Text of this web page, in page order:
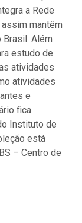
a Rede
mantêm
Além
estudo de
atividades
atividades
e
fica
Instituto de
está
– Centro de